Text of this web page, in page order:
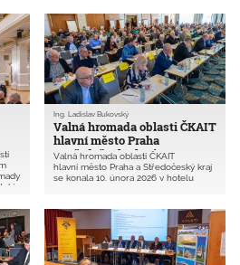
Valná hromada oblasti ČKAIT
hlavní město Praha
a Středočeský kraj 2026
Ing. Ladislav Bukovský
Valná hromada oblasti ČKAIT
hlavní město Praha a Středočeský kraj
se konala 10. února 2026 v hotelu
10 758 členů. Zúčastnilo se jí
209 autorizovaných osob (1,9 % všech
členů oblasti) a mnoho hostů.